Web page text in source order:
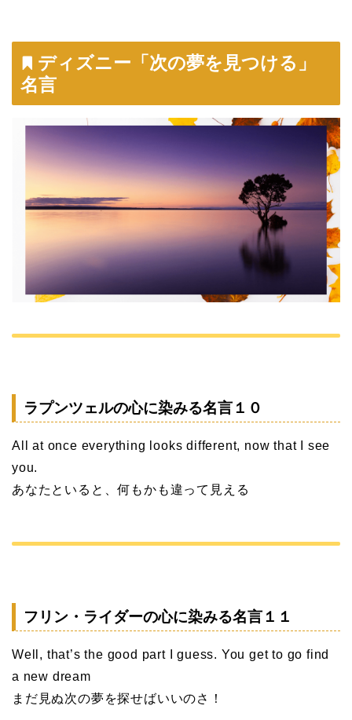
ディズニー「次の夢を見つける」
名言
ラプンツェルの心に染みる名言１０
All at once everything looks different, now that I see
you.
あなたといると、何もかも違って見える
フリン・ライダーの心に染みる名言１１
Well, that’s the good part I guess. You get to go find
a new dream
まだ見ぬ次の夢を探せばいいのさ！